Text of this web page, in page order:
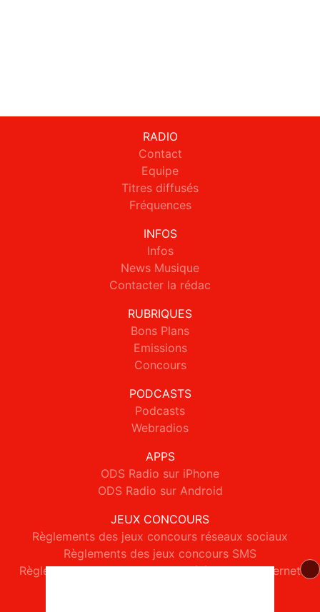
RADIO
Contact
Equipe
Titres diffusés
Fréquences
INFOS
Infos
News Musique
Contacter la rédac
RUBRIQUES
Bons Plans
Emissions
Concours
PODCASTS
Podcasts
Webradios
APPS
ODS Radio sur iPhone
ODS Radio sur Android
JEUX CONCOURS
Règlements des jeux concours réseaux sociaux
Règlements des jeux concours SMS
Règlements des jeux concours téléphone et internet